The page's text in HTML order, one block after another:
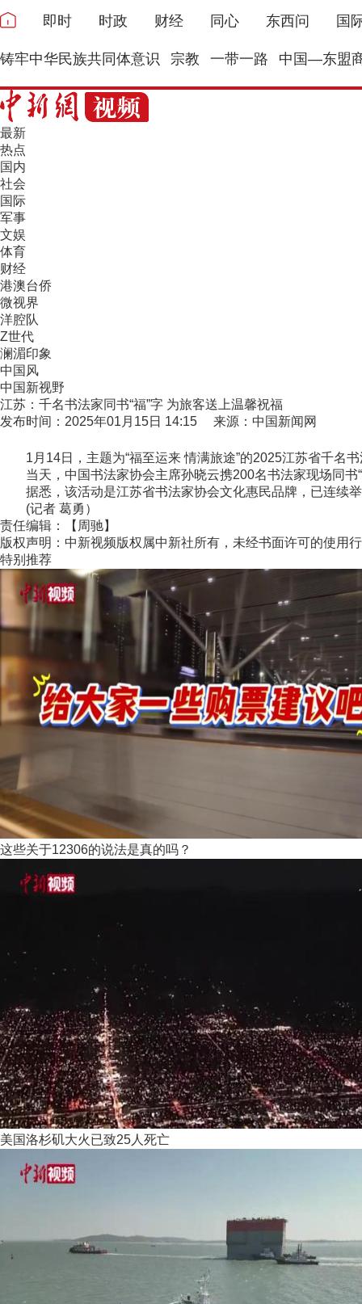
即时 时政 财经 同心 东西问 国
铸牢中华民族共同体意识 宗教 一带一路 中国—东盟
最新
热点
国内
社会
国际
军事
文娱
体育
财经
港澳台侨
微视界
洋腔队
Z世代
澜湄印象
中国风
中国新视野
江苏：千名书法家同书“福”字 为旅客送上温馨祝福
发布时间：2025年01月15日 14:15 来源：中国新闻网
1月14日，主题为“福至运来 情满旅途”的2025江苏省千名
当天，中国书法家协会主席孙晓云携200名书法家现场同书
据悉，该活动是江苏省书法家协会文化惠民品牌，已连续举
(记者 葛勇）
责任编辑：【周驰】
版权声明：中新视频版权属中新社所有，未经书面许可的使用
特别推荐
这些关于12306的说法是真的吗？
美国洛杉矶大火已致25人死亡